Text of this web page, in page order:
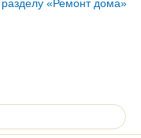
разделу «Ремонт дома»